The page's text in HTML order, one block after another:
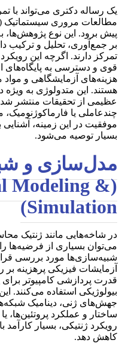
یک رساله دکتری می‌تواند با
پیش برود. این نوع پژوهش‌ها،
بر جمع‌آوری، تحلیل و ترکیب
تمرکز دارند. اگرچه این
قوی و دسترسی به پایگاه‌های
هزینه‌های آزمایشگاهی و
هستند. این متدولوژی به
عظیمی از تحقیقات منتشر شده
چندعاملی یا فارماکوژنومیک،
موفقیت در این زمینه، آشنایی
بسیار توصیه می‌شود.
مدل‌سازی و
Modeling &
Simulation)
در شاخه‌هایی مانند ژنتیک
می‌توان بسیاری از فرضیه‌ها را
شبیه‌سازی‌ها مورد بررسی
آزمایشات فیزیکی پرهزینه بر
قدرت پردازشی کامپیوتر
بیولوژیکی استفاده می‌کنند.
جهش‌های ژنی، دینامیک
ساختار و عملکرد پروتئین‌ها،
رویکرد ژنتیکی، بسیار
کاهش دهد.